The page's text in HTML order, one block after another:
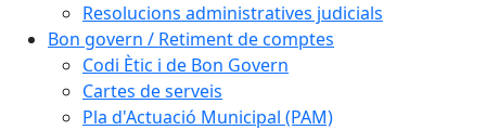
Resolucions administratives judicials
Bon govern / Retiment de comptes
Codi Ètic i de Bon Govern
Cartes de serveis
Pla d'Actuació Municipal (PAM)